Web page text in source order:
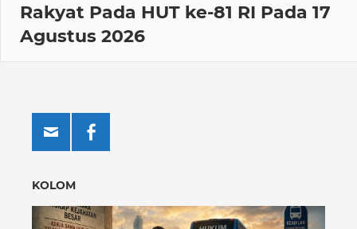
Rakyat Pada HUT ke-81 RI Pada 17
Agustus 2026
KOLOM